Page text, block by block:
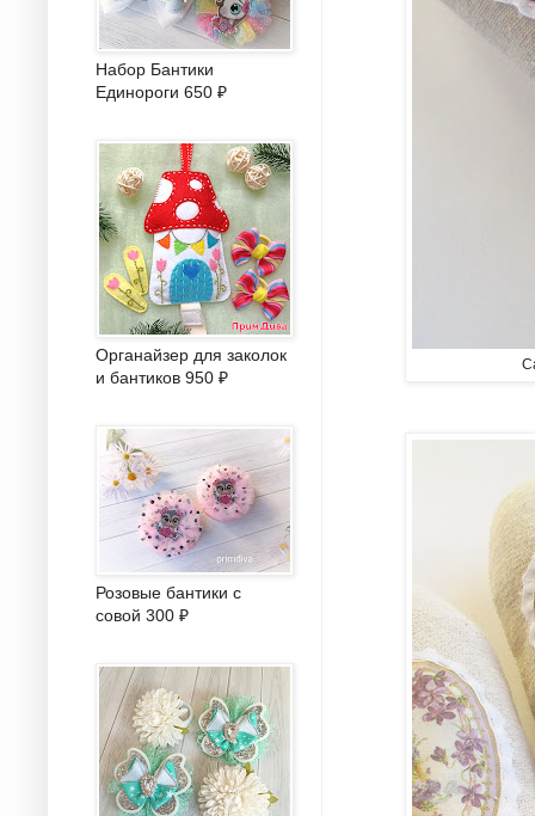
Набор Бантики
Единороги 650 ₽
Органайзер для заколок
и бантиков 950 ₽
Розовые бантики с
совой 300 ₽